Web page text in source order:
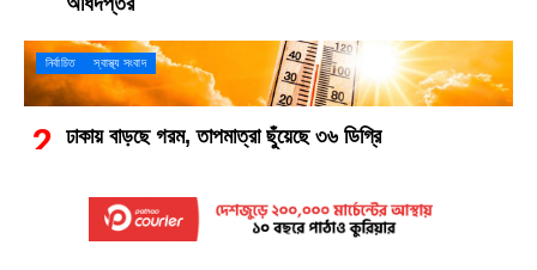
নির্বাচিত স্বাস্থ্য সংবাদ
ঢাকায় বাড়ছে গরম, তাপমাত্রা ছুঁয়েছে ৩৬ ডিগ্রি